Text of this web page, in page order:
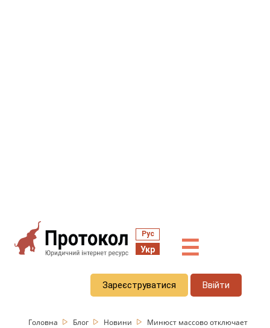
Рус
Укр ☰
Зареєструватися Ввійти
Головна Блог Новини
Минюст массово отключает